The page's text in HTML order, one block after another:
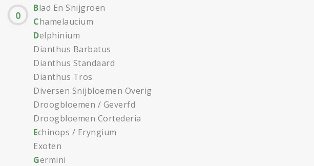
0
Blad En Snijgroen
Chamelaucium
Delphinium
Dianthus Barbatus
Dianthus Standaard
Dianthus Tros
Diversen Snijbloemen Overig
Droogbloemen / Geverfd
Droogbloemen Cortederia
Echinops / Eryngium
Exoten
Germini